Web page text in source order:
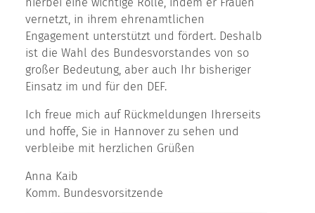
vernetzt, in ihrem ehrenamtlichen
Engagement unterstützt und fördert. Deshalb
ist die Wahl des Bundesvorstandes von so
großer Bedeutung, aber auch Ihr bisheriger
Einsatz im und für den DEF.
Ich freue mich auf Rückmeldungen Ihrerseits
und hoffe, Sie in Hannover zu sehen und
verbleibe mit herzlichen Grüßen
Anna Kaib
Komm. Bundesvorsitzende